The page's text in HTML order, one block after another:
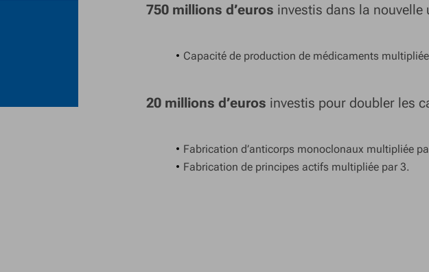
750 millions d’euros investis dans la nouvelle
Capacité de production de médicaments
20 millions d’euros investis pour doubler les
Fabrication d’anticorps monoclonaux multipliée
Fabrication de principes actifs multipliée par 3.